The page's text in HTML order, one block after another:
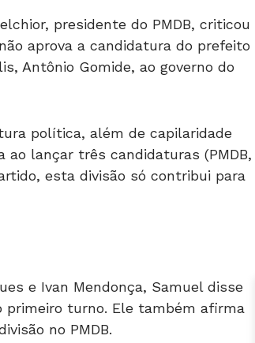
aprova a candidatura do prefeito
Antônio Gomide, ao governo do
lançar três candidaturas (PMDB,
esta divisão só contribui para
primeiro turno. Ele também afirma
no PMDB.